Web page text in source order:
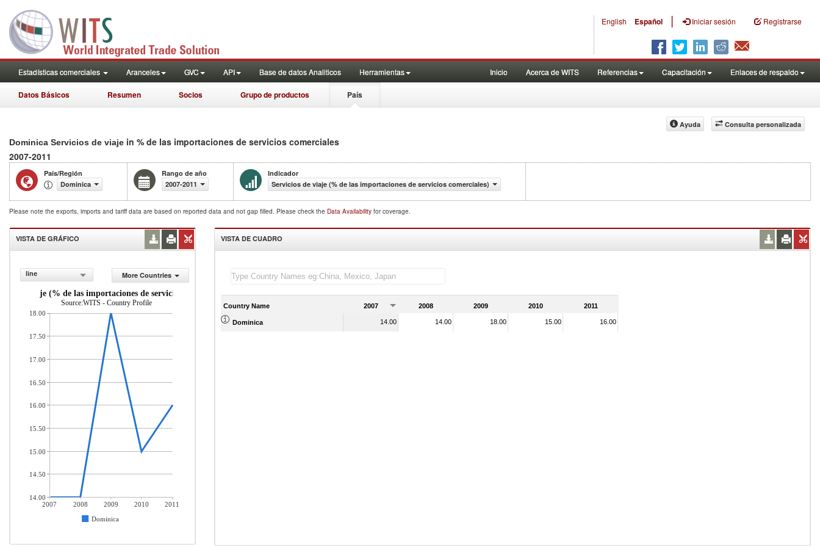
English Español | Iniciar sesión Registrarse
Estadísticas comerciales Aranceles GVC API Base de datos Analiticos Herramientas Inicio Acerca de WITS Referencias Capacitación Enlaces de respaldo
Datos Básicos Resumen Socios Grupo de productos País
Consulta personalizada
Ayuda
Dominica Servicios de viaje in % de las importaciones de servicios comerciales
2007-2011
País/Región
Dominica
Rango de año
2007-2011
Indicador
Servicios de viaje (% de las importaciones de servicios comerciales)
Please note the exports, imports and tariff data are based on reported data and not gap filled. Please check the Data Availability for coverage.
VISTA DE GRÁFICO
line
More Countries
de viaje (% de las importaciones de servicios comerciales)
Source:WITS - Country Profile
2007 2008 2009 2010
2011
Dominica
18.00
17.50
17.00
16.50
16.00
15.50
15.00
14.50
14.00
VISTA DE CUADRO
Country Name 2007 2008 2009 2010 2011
Dominica 14.00 14.00 18.00 15.00 16.00